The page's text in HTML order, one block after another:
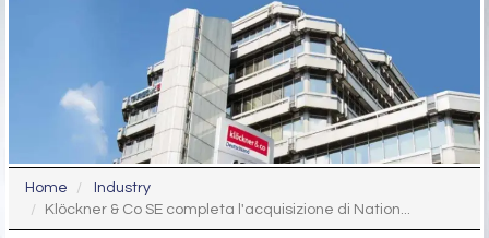
Home
Industry
Klöckner & Co SE completa l'acquisizione di Nation...